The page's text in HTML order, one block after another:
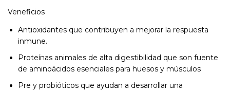
Veneficios
Antioxidantes que contribuyen a mejorar la respuesta
inmune.
Proteínas animales de alta digestibilidad que son fuente
de aminoácidos esenciales para huesos y músculos
Pre y probióticos que ayudan a desarrollar una